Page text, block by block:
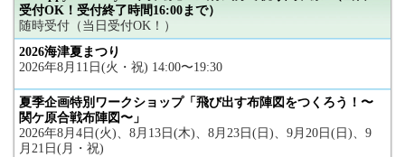
受付OK！受付終了時間16:00まで）
随時受付（当日受付OK！）
2026海津夏まつり
2026年8月11日(火・祝) 14:00〜19:30
夏季企画特別ワークショップ「飛び出す布陣図をつくろう！〜
関ケ原合戦布陣図〜」
2026年8月4日(火)、8月13日(木)、8月23日(日)、9月20日(日)、9
月21日(月・祝)